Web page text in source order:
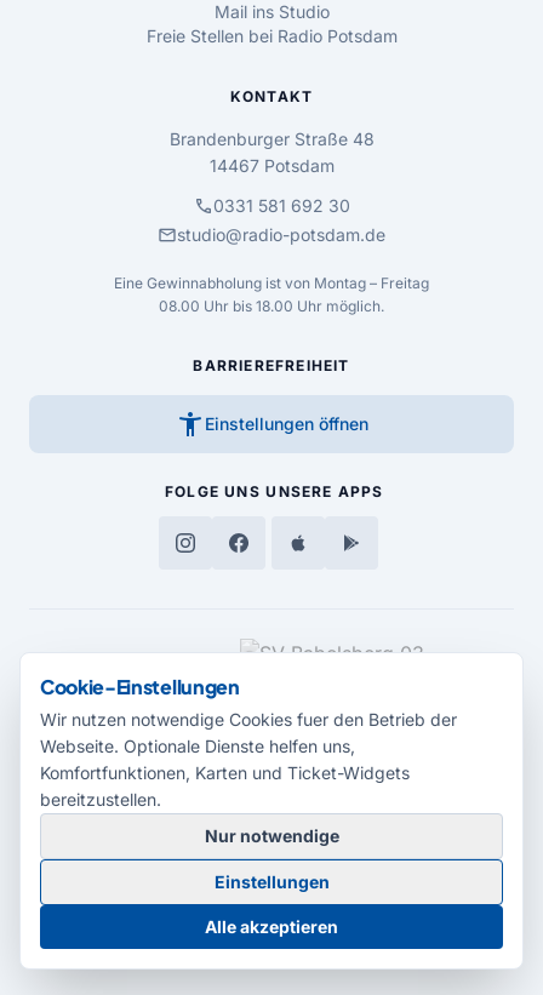
Mail ins Studio
Freie Stellen bei Radio Potsdam
KONTAKT
Brandenburger Straße 48
14467 Potsdam
call0331 581 692 30
mailstudio@radio-potsdam.de
Eine Gewinnabholung ist von Montag – Freitag
08.00 Uhr bis 18.00 Uhr möglich.
BARRIEREFREIHEIT
accessibility_new Einstellungen öffnen
FOLGE UNS UNSERE APPS
MEDIENPARTNER
© 2026 Radio Potsdam. Webseite entwickelt durch dieMedienagentur
Babelsberg
BarrierefreiheitserklärungAGBDatenschutzImpressum
Cookie-Einstellungen
Cookie-Einstellungen
Wir nutzen notwendige Cookies fuer den Betrieb der
Webseite. Optionale Dienste helfen uns,
Komfortfunktionen, Karten und Ticket-Widgets
bereitzustellen.
Nur notwendige
Einstellungen
Alle akzeptieren